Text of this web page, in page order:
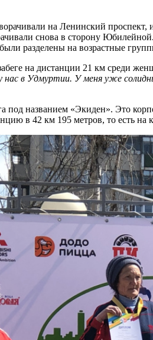
на Ленинский проспект,
снова в сторону
разделены на возрастные
на дистанции 21 км среди
нас в Удмуртии. У меня уже
названием «Экиден». Это
в 42 км 195 метров, то есть на